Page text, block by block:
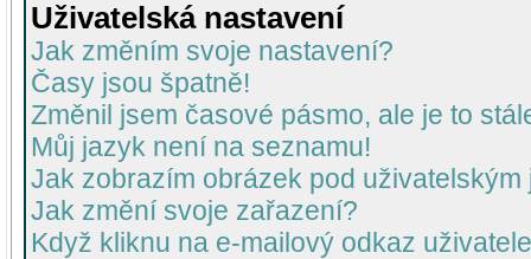
Uživatelská nastavení
Jak změním svoje nastavení?
Časy jsou špatně!
Změnil jsem časové pásmo, ale je to
Můj jazyk není na seznamu!
Jak zobrazím obrázek pod uživatelským
Jak změní svoje zařazení?
Když kliknu na e-mailový odkaz